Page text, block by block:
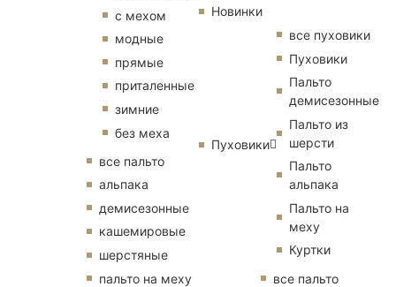
с мехом
модные
прямые
приталенные
зимние
без меха
все пальто
альпака
демисезонные
кашемировые
шерстяные
пальто на меху
Новинки
Пуховики
все пуховики
Пуховики
Пальто
демисезонные
Пальто из
шерсти
Пальто
альпака
Пальто на
меху
Куртки
все пальто